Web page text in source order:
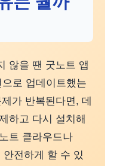
않을 땐 굿노트 앱
로 업데이트했는
가 반복된다면, 데
하고 다시 설치해
트 클라우드나
전하게 할 수 있